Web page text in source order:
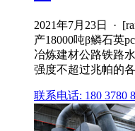
2021年7月23日 ·
产18000吨β鳞石英
冶炼建材公路铁路
强度不超过兆帕的
联系电话: 180 3780